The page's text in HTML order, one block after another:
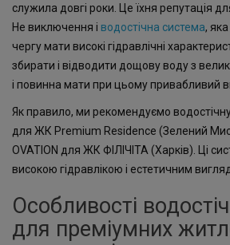
служила довгі роки. Це їхня репутація
Не виключення і водостічна система,
чергу мати високі гідравлічні
збирати і відводити дощову воду з
і повинна мати при цьому привабливий
Як правило, ми рекомендуємо
для ЖК Premium Residence (Зелений
OVATION для ЖК ФІЛІЧІТА (Харків). Ці
високою гідравлікою і естетичним
Особливості
для преміумних